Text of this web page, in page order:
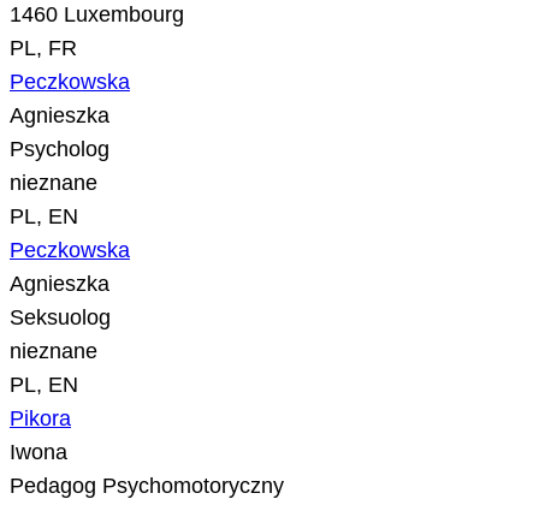
1460 Luxembourg
PL, FR
Peczkowska
Agnieszka
Psycholog
nieznane
PL, EN
Peczkowska
Agnieszka
Seksuolog
nieznane
PL, EN
Pikora
Iwona
Pedagog Psychomotoryczny